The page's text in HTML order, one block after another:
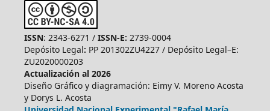
ISSN: 2343-6271 / ISSN-E: 2739-0004
Depósito Legal: PP 201302ZU4227 / Depósito Legal–E:
ZU2020000203
Actualización al 2026
Diseño Gráfico y diagramación: Eimy V. Moreno Acosta
y Dorys L. Acosta